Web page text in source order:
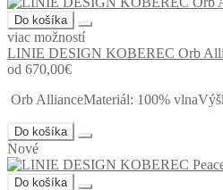
Do košíka
viac možností
LINIE DESIGN KOBEREC Orb
od 670,00€
Orb AllianceMateriál: 100%
Do košíka
Nové
Do košíka